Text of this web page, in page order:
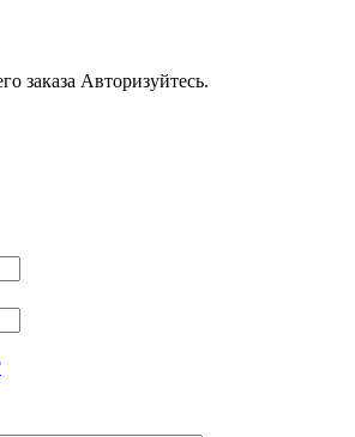
заказа Авторизуйтесь.